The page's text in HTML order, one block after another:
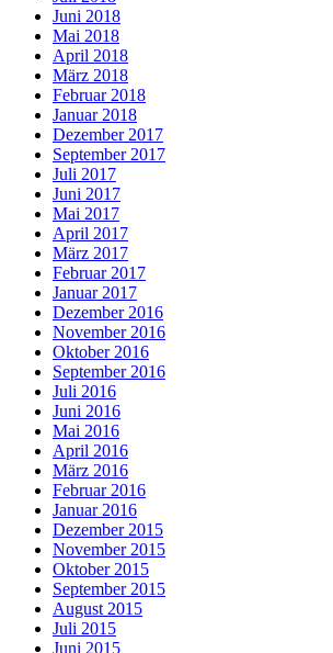
Juni 2018
Mai 2018
April 2018
März 2018
Februar 2018
Januar 2018
Dezember 2017
September 2017
Juli 2017
Juni 2017
Mai 2017
April 2017
März 2017
Februar 2017
Januar 2017
Dezember 2016
November 2016
Oktober 2016
September 2016
Juli 2016
Juni 2016
Mai 2016
April 2016
März 2016
Februar 2016
Januar 2016
Dezember 2015
November 2015
Oktober 2015
September 2015
August 2015
Juli 2015
Juni 2015